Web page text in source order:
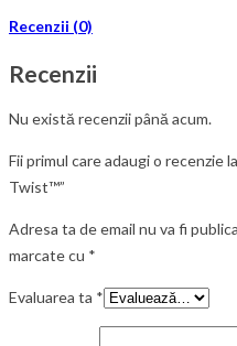
Recenzii (0)
Recenzii
Nu există recenzii până acum.
Fii primul care adaugi o recenzie
Twist™”
Adresa ta de email nu va fi
marcate cu *
Evaluarea ta *